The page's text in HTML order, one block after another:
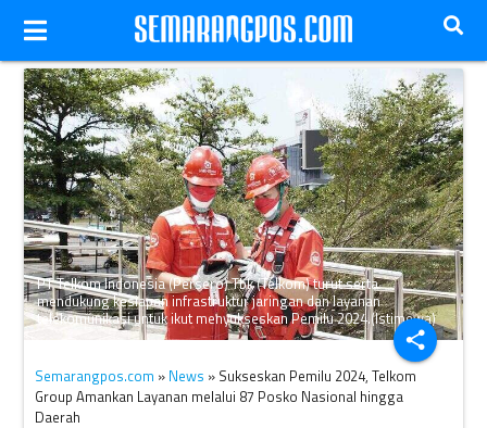
share
PT Telkom Indonesia (Persero) Tbk (Telkom) turut serta
mendukung kesiapan infrastruktur jaringan dan layanan
telekomunikasi untuk ikut menyukseskan Pemilu 2024.(Istimewa)
Semarangpos.com » News » Sukseskan Pemilu 2024, Telkom
Group Amankan Layanan melalui 87 Posko Nasional hingga
Daerah